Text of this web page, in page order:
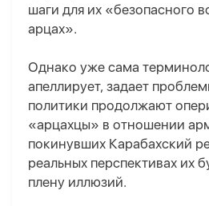
шаги для их «безопасного
арцах».
Однако уже сама
апеллирует, задает
политики продолжают
«арцахцы» в отношении
покинувших Карабахский
реальных перспективах их
плену иллюзий.